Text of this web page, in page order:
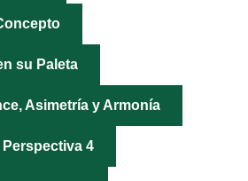
su Paleta
Asimetría y Armonía
4